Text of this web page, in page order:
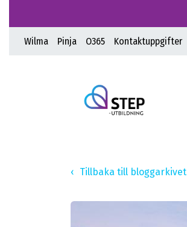
Wilma Pinja O365 Kontaktuppgifter
Tillbaka till bloggarkivet